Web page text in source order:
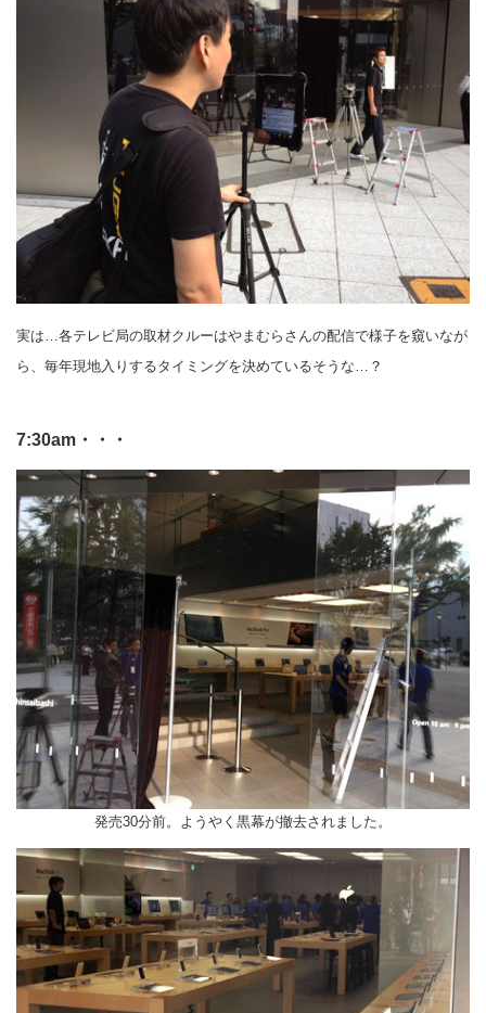
実は…各テレビ局の取材クルーはやまむらさんの配信で様子を窺いなが
ら、毎年現地入りするタイミングを決めているそうな…？
7:30am・・・
発売30分前。ようやく黒幕が撤去されました。